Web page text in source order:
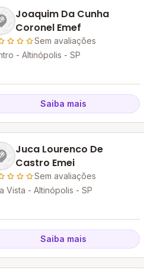
Joaquim Da Cunha
Coronel Emef
Sem avaliações
- Altinópolis - SP
Saiba mais
Juca Lourenco De
Castro Emei
Sem avaliações
Vista - Altinópolis - SP
Saiba mais